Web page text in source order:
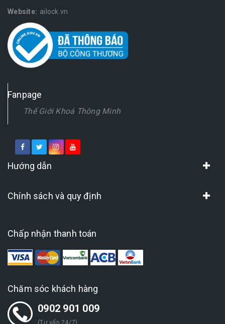
Website: ailock.vn
Fanpage
Thế Giới Khoá Thông Minh
Hướng dẫn
Chính sách và quy định
Chấp nhận thanh toán
Chăm sóc khách hàng
0902 901 009
(Tư vấn 24/7)